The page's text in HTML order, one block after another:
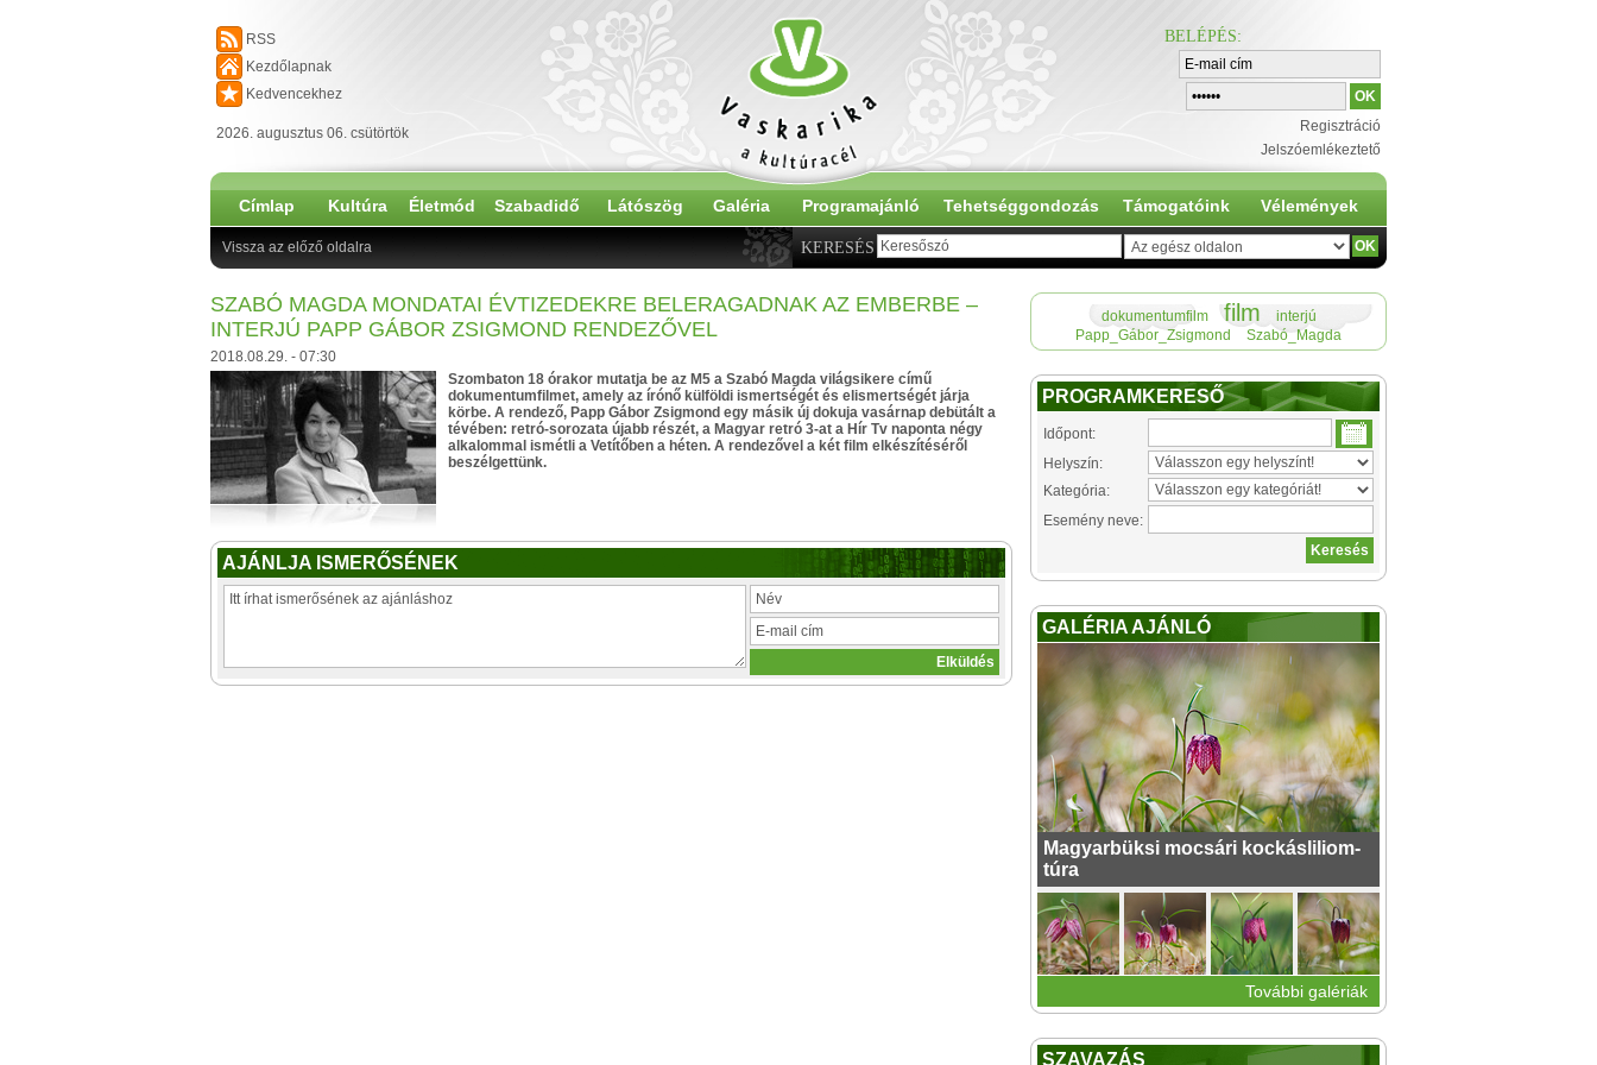
RSS
Kezdőlapnak
Kedvencekhez
2026. augusztus 06. csütörtök
BELÉPÉS:
Regisztráció
Jelszóemlékeztető
Címlap Kultúra Életmód Szabadidő Látószög Galéria Programajánló Tehetséggondozás Támogatóink Vélemények
KERESÉS
Vissza az előző oldalra
SZABÓ MAGDA MONDATAI ÉVTIZEDEKRE BELERAGADNAK AZ EMBERBE –
INTERJÚ PAPP GÁBOR ZSIGMOND RENDEZŐVEL
2018.08.29. - 07:30
Szombaton 18 órakor mutatja be az M5 a Szabó Magda világsikere című
dokumentumfilmet, amely az írónő külföldi ismertségét és elismertségét járja
körbe. A rendező, Papp Gábor Zsigmond egy másik új dokuja vasárnap debütált a
tévében: retró-sorozata újabb részét, a Magyar retró 3-at a Hír Tv naponta négy
alkalommal ismétli a Vetítőben a héten. A rendezővel a két film elkészítéséről
beszélgettünk.
AJÁNLJA ISMERŐSÉNEK
dokumentumfilm film
interjú
Papp_Gábor_Zsigmond
Szabó_Magda
PROGRAMKERESŐ
Időpont:
Helyszín:
Kategória:
Esemény neve:
GALÉRIA AJÁNLÓ
Magyarbüksi mocsári kockásliliom-
túra
További galériák
SZAVAZÁS